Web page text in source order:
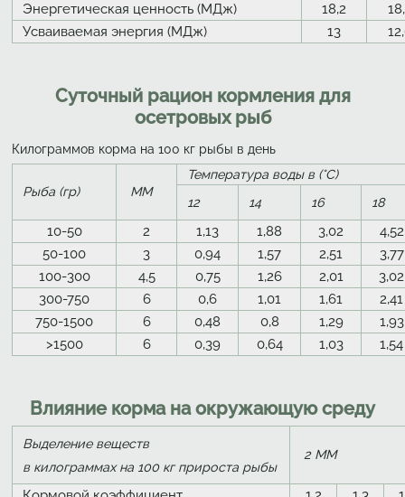
Энергетическая ценность (МДж)
18,2
Усваиваемая энергия (МДж)
13
Суточный рацион кормления для
осетровых рыб
Килограммов корма на 100 кг рыбы в день
Рыба (гр) ММ
Температура воды в (°C)
12
14 16 18
10-50 2 1,13 1,88 3,02
4,52
50-100
3 0,94 1,57 2,51
3,77
100-300
4,5 0,75 1,26 2,01
3,02
300-750
6 0,6 1,01 1,61
2,41
750-1500
6 0,48 0,8 1,29
1,93
>1500
6 0,39 0,64 1,03 1,54
Влияние корма на окружающую среду
Выделение веществ
в килограммах на 100 кг прироста рыбы
2 ММ